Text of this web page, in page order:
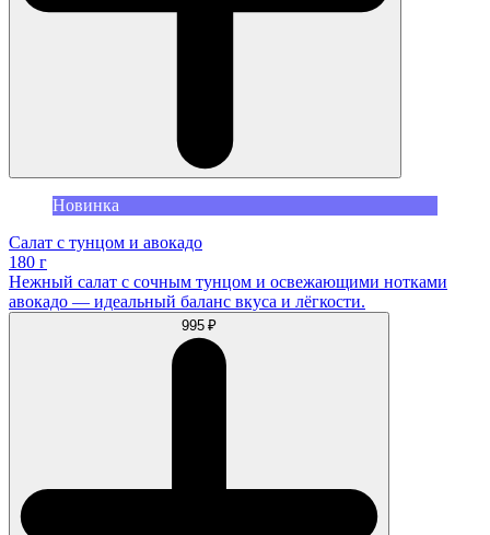
Новинка
Салат с тунцом и авокадо
180 г
Нежный салат с сочным тунцом и освежающими нотками
авокадо — идеальный баланс вкуса и лёгкости.
995 ₽